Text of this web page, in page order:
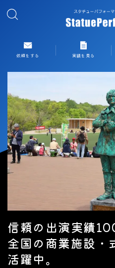
実績を見る
パフォーマーリスト一覧
スタチューパフォーマンス
依頼をする 実績を見る
信頼の出演実績
全国の商業施設・
活躍中。